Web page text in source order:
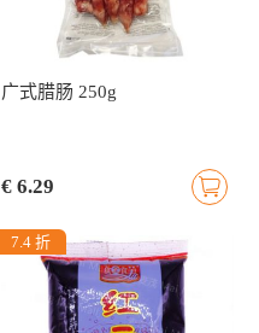
广式腊肠 250g
€ 6.29
7.4 折